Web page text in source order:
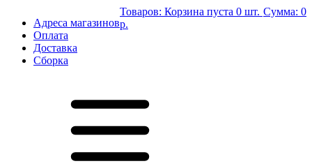
Адреса магазинов
Оплата
Доставка
Сборка
Товаров: Корзина пуста 0 шт. Сумма: 0
р.